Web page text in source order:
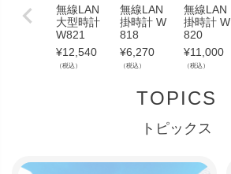
無線LAN
大型時計
W821
¥12,540
（税込）
無線LAN
掛時計 W
818
¥6,270
（税込）
無線LAN
掛時計 W
820
¥11,000
（税込）
TOPICS
トピックス